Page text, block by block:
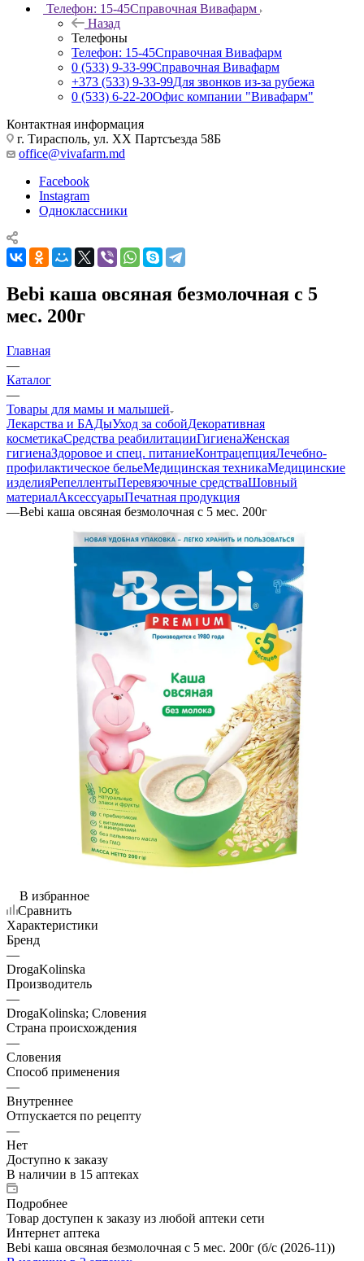
Телефон: 15-45Справочная Вивафарм
Назад
Телефоны
Телефон: 15-45Справочная Вивафарм
0 (533) 9-33-99Справочная Вивафарм
+373 (533) 9-33-99Для звонков из-за рубежа
0 (533) 6-22-20Офис компании "Вивафарм"
Контактная информация
г. Тирасполь, ул. ХХ Партсъезда 58Б
office@vivafarm.md
Facebook
Instagram
Одноклассники
Bebi каша овсяная безмолочная с 5
мес. 200г
Главная
—
Каталог
—
Товары для мамы и малышей
Лекарства и БАДыУход за собойДекоративная
косметикаСредства реабилитацииГигиенаЖенская
гигиенаЗдоровое и спец. питаниеКонтрацепцияЛечебно-
профилактическое бельеМедицинская техникаМедицинские
изделияРепеллентыПеревязочные средстваШовный
материалАксессуарыПечатная продукция
—Bebi каша овсяная безмолочная с 5 мес. 200г
В избранное
Сравнить
Характеристики
Бренд
—
DrogaKolinska
Производитель
—
DrogaKolinska; Словения
Страна происхождения
—
Словения
Способ применения
—
Внутреннее
Отпускается по рецепту
—
Нет
Доступно к заказу
В наличии в 15 аптеках
Подробнее
Товар доступен к заказу из любой аптеки сети
Интернет аптека
Bebi каша овсяная безмолочная с 5 мес. 200г (б/с (2026-11))